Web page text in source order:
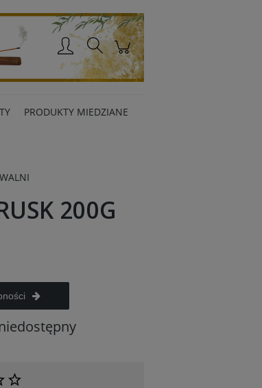
PRODUKTY MIEDZIANE
200G